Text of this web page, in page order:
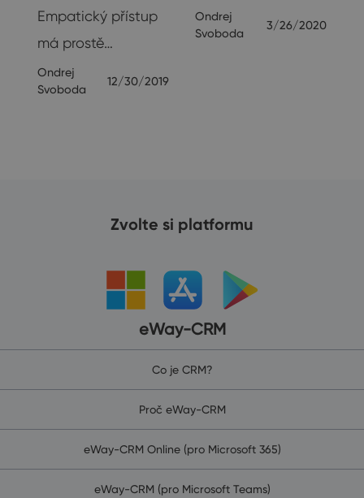
Empatický přístup
má prostě…
Ondrej
Svoboda
12/30/2019
Ondrej
Svoboda
3/26/2020
Zvolte si platformu
eWay-CRM
Co je CRM?
Proč eWay-CRM
eWay-CRM Online (pro Microsoft 365)
eWay-CRM (pro Microsoft Teams)